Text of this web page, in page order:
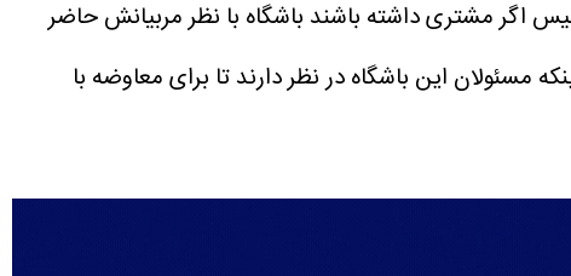
اگر مشتری داشته باشند باشگاه با نظر مربیانش حاضر
این باشگاه در نظر دارند تا برای معاوضه با